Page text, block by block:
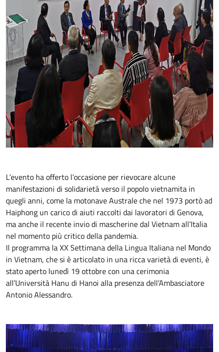
L’evento ha offerto l’occasione per rievocare alcune
manifestazioni di solidarietà verso il popolo vietnamita in
quegli anni, come la motonave Australe che nel 1973 portò ad
Haiphong un carico di aiuti raccolti dai lavoratori di Genova,
ma anche il recente invio di mascherine dal Vietnam all’Italia
nel momento più critico della pandemia.
Il programma la XX Settimana della Lingua Italiana nel Mondo
in Vietnam, che si è articolato in una ricca varietà di eventi, è
stato aperto lunedì 19 ottobre con una cerimonia
all’Università Hanu di Hanoi alla presenza dell’Ambasciatore
Antonio Alessandro.